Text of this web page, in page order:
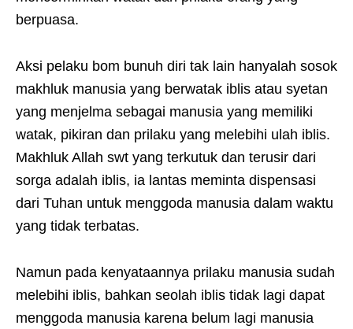
berpuasa.
Aksi pelaku bom bunuh diri tak lain hanyalah sosok
makhluk manusia yang berwatak iblis atau syetan
yang menjelma sebagai manusia yang memiliki
watak, pikiran dan prilaku yang melebihi ulah iblis.
Makhluk Allah swt yang terkutuk dan terusir dari
sorga adalah iblis, ia lantas meminta dispensasi
dari Tuhan untuk menggoda manusia dalam waktu
yang tidak terbatas.
Namun pada kenyataannya prilaku manusia sudah
melebihi iblis, bahkan seolah iblis tidak lagi dapat
menggoda manusia karena belum lagi manusia